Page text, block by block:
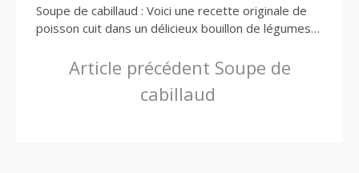
Soupe de cabillaud : Voici une recette originale de
poisson cuit dans un délicieux bouillon de légumes…
LireArticle précédent Soupe de
cabillaud